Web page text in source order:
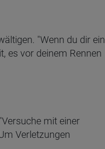
"Wenn du dir ein
es vor deinem Rennen
mit einer
Verletzungen